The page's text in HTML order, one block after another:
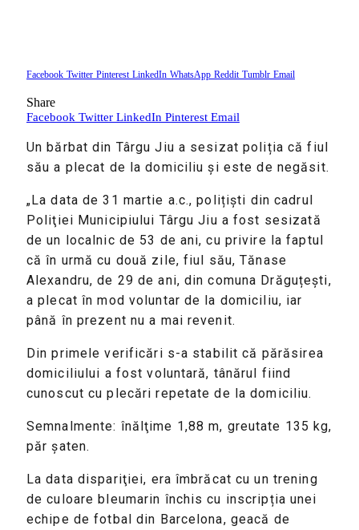
Facebook Twitter Pinterest LinkedIn WhatsApp Reddit Tumblr Email
Share
Facebook Twitter LinkedIn Pinterest Email
Un bărbat din Târgu Jiu a sesizat poliția că fiul
său a plecat de la domiciliu și este de negăsit.
„La data de 31 martie a.c., polițiști din cadrul
Poliţiei Municipiului Târgu Jiu a fost sesizată
de un localnic de 53 de ani, cu privire la faptul
că în urmă cu două zile, fiul său, Tănase
Alexandru, de 29 de ani, din comuna Drăguțești,
a plecat în mod voluntar de la domiciliu, iar
până în prezent nu a mai revenit.
Din primele verificări s-a stabilit că părăsirea
domiciliului a fost voluntară, tânărul fiind
cunoscut cu plecări repetate de la domiciliu.
Semnalmente: înălţime 1,88 m, greutate 135 kg,
păr șaten.
La data dispariţiei, era îmbrăcat cu un trening
de culoare bleumarin închis cu inscripția unei
echipe de fotbal din Barcelona, geacă de